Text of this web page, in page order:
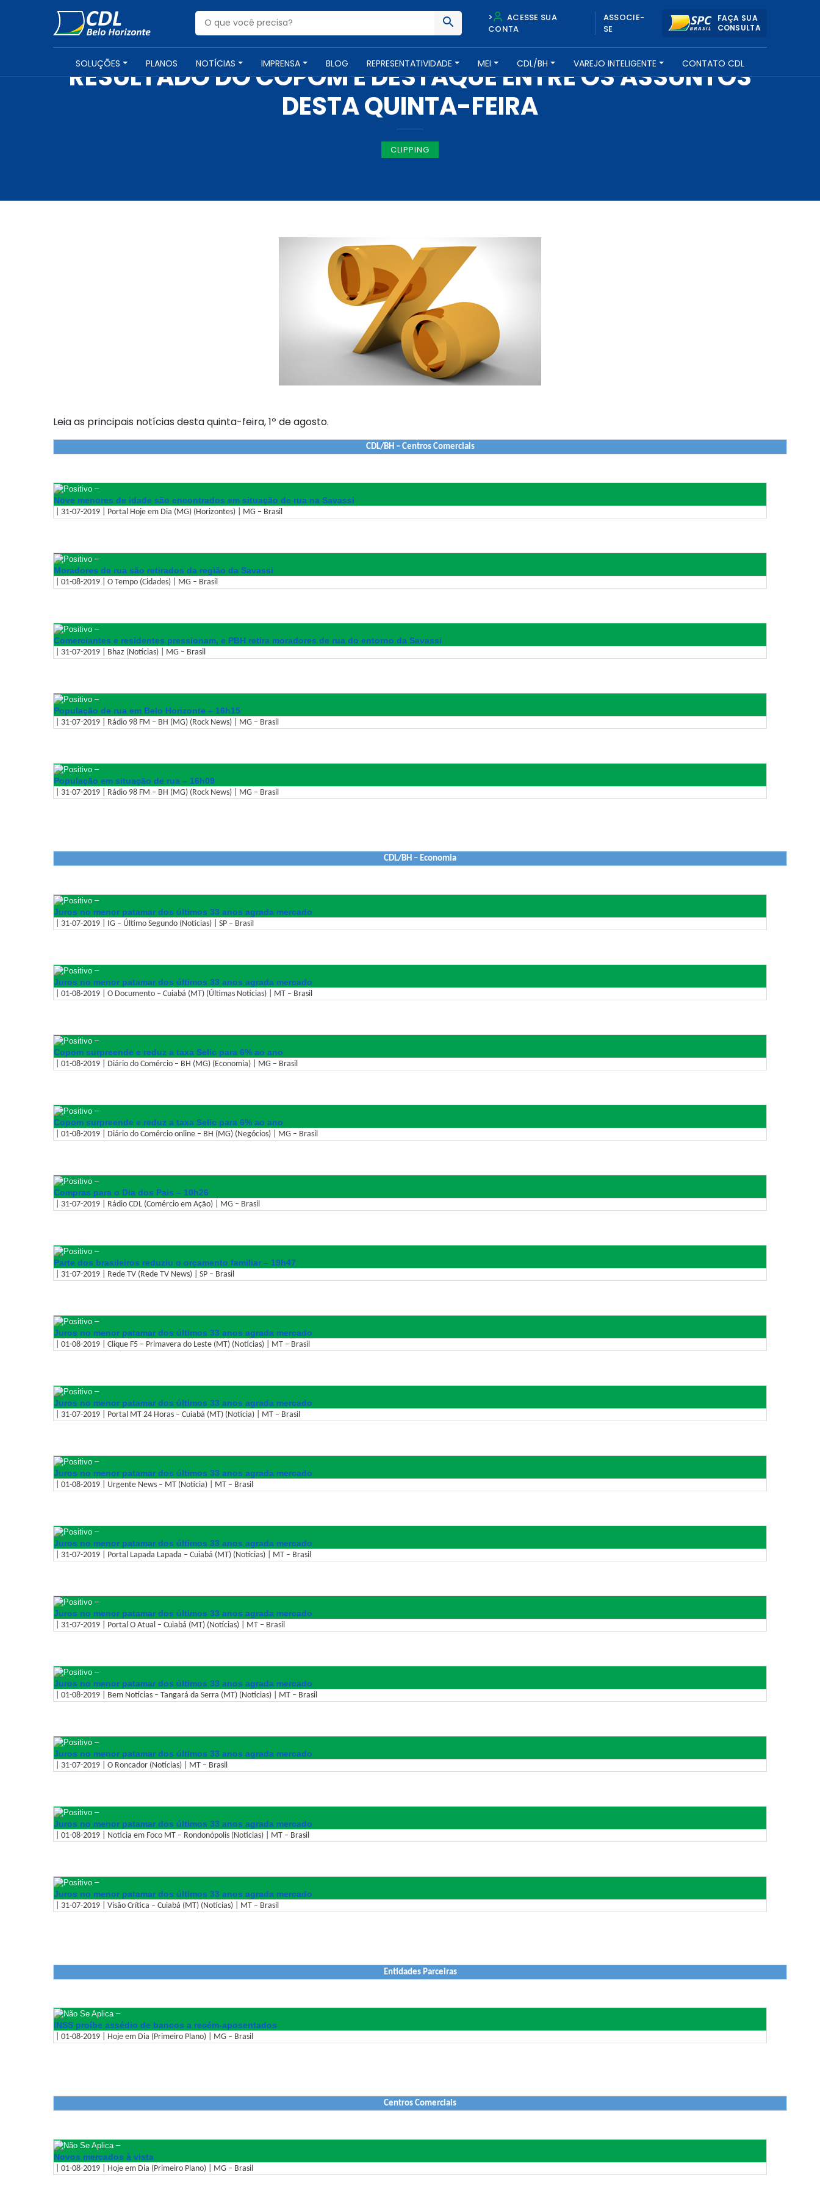
>
ACESSE SUA
CONTA
ASSOCIE-
SE
FAÇA SUA
CONSULTA
SOLUÇÕES PLANOS NOTÍCIAS IMPRENSA BLOG REPRESENTATIVIDADE MEI CDL/BH VAREJO INTELIGENTE CONTATO CDL
IMPRENSA -1 DE AGOSTO DE 2019
RESULTADO DO COPOM É DESTAQUE ENTRE OS ASSUNTOS
DESTA QUINTA-FEIRA
CLIPPING
Leia as principais notícias desta quinta-feira, 1º de agosto.
CDL/BH – Centros Comerciais
–
Nove menores de idade são encontrados em situação de rua na Savassi
| 31-07-2019 | Portal Hoje em Dia (MG) (Horizontes) | MG – Brasil
–
Moradores de rua são retirados da região da Savassi
| 01-08-2019 | O Tempo (Cidades) | MG – Brasil
–
Comerciantes e residentes pressionam, e PBH retira moradores de rua do entorno da Savassi
| 31-07-2019 | Bhaz (Notícias) | MG – Brasil
–
População de rua em Belo Horizonte – 16h15
| 31-07-2019 | Rádio 98 FM – BH (MG) (Rock News) | MG – Brasil
–
População em situação de rua – 16h09
| 31-07-2019 | Rádio 98 FM – BH (MG) (Rock News) | MG – Brasil
CDL/BH – Economia
–
Juros no menor patamar dos últimos 33 anos agrada mercado
| 31-07-2019 | IG – Último Segundo (Notícias) | SP – Brasil
–
Juros no menor patamar dos últimos 33 anos agrada mercado
| 01-08-2019 | O Documento – Cuiabá (MT) (Últimas Notícias) | MT – Brasil
–
Copom surpreende e reduz a taxa Selic para 6% ao ano
| 01-08-2019 | Diário do Comércio – BH (MG) (Economia) | MG – Brasil
–
Copom surpreende e reduz a taxa Selic para 6% ao ano
| 01-08-2019 | Diário do Comércio online – BH (MG) (Negócios) | MG – Brasil
–
Compras para o Dia dos Pais – 10h26
| 31-07-2019 | Rádio CDL (Comércio em Ação) | MG – Brasil
–
Parte dos brasileiros reduziu o orçamento familiar – 19h47
| 31-07-2019 | Rede TV (Rede TV News) | SP – Brasil
–
Juros no menor patamar dos últimos 33 anos agrada mercado
| 01-08-2019 | Clique F5 – Primavera do Leste (MT) (Notícias) | MT – Brasil
–
Juros no menor patamar dos últimos 33 anos agrada mercado
| 31-07-2019 | Portal MT 24 Horas – Cuiabá (MT) (Notícia) | MT – Brasil
–
Juros no menor patamar dos últimos 33 anos agrada mercado
| 01-08-2019 | Urgente News – MT (Notícia) | MT – Brasil
–
Juros no menor patamar dos últimos 33 anos agrada mercado
| 31-07-2019 | Portal Lapada Lapada – Cuiabá (MT) (Notícias) | MT – Brasil
–
Juros no menor patamar dos últimos 33 anos agrada mercado
| 31-07-2019 | Portal O Atual – Cuiabá (MT) (Notícias) | MT – Brasil
–
Juros no menor patamar dos últimos 33 anos agrada mercado
| 01-08-2019 | Bem Notícias – Tangará da Serra (MT) (Notícias) | MT – Brasil
–
Juros no menor patamar dos últimos 33 anos agrada mercado
| 31-07-2019 | O Roncador (Notícias) | MT – Brasil
–
Juros no menor patamar dos últimos 33 anos agrada mercado
| 01-08-2019 | Notícia em Foco MT – Rondonópolis (Notícias) | MT – Brasil
–
Juros no menor patamar dos últimos 33 anos agrada mercado
| 31-07-2019 | Visão Crítica – Cuiabá (MT) (Notícias) | MT – Brasil
Entidades Parceiras
–
INSS proíbe assédio de bancos a recém-aposentados
| 01-08-2019 | Hoje em Dia (Primeiro Plano) | MG – Brasil
Centros Comerciais
–
Novos mercados à vista
| 01-08-2019 | Hoje em Dia (Primeiro Plano) | MG – Brasil